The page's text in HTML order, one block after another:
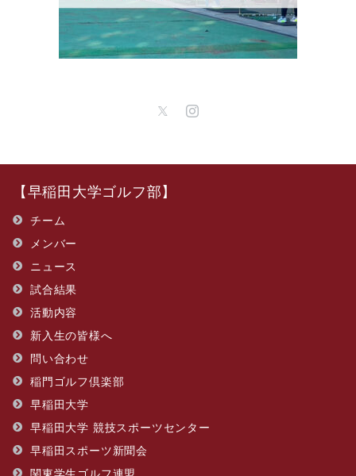
【早稲田大学ゴルフ部】
チーム
メンバー
ニュース
試合結果
活動内容
新入生の皆様へ
問い合わせ
​稲門ゴルフ倶楽部
早稲田大学
早稲田大学 競技スポーツセンター
早稲田スポーツ新聞会